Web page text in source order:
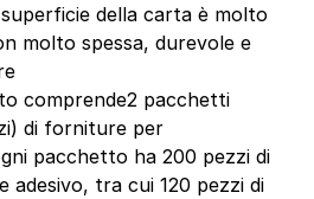
della carta è molto
molto spessa, durevole e
comprende2 pacchetti
di forniture per
pacchetto ha 200 pezzi di
adesivo, tra cui 120 pezzi di